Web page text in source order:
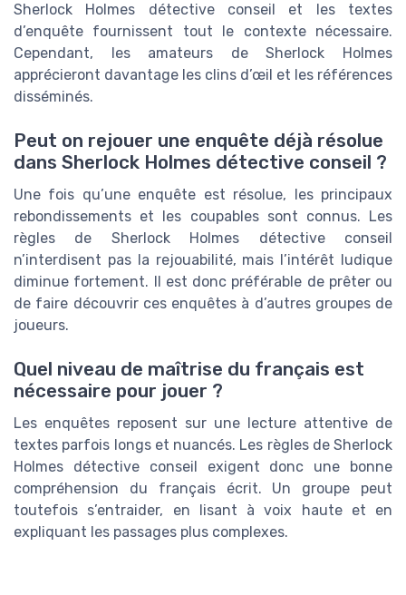
Sherlock Holmes détective conseil et les textes
d’enquête fournissent tout le contexte nécessaire.
Cependant, les amateurs de Sherlock Holmes
apprécieront davantage les clins d’œil et les références
disséminés.
Peut on rejouer une enquête déjà résolue
dans Sherlock Holmes détective conseil ?
Une fois qu’une enquête est résolue, les principaux
rebondissements et les coupables sont connus. Les
règles de Sherlock Holmes détective conseil
n’interdisent pas la rejouabilité, mais l’intérêt ludique
diminue fortement. Il est donc préférable de prêter ou
de faire découvrir ces enquêtes à d’autres groupes de
joueurs.
Quel niveau de maîtrise du français est
nécessaire pour jouer ?
Les enquêtes reposent sur une lecture attentive de
textes parfois longs et nuancés. Les règles de Sherlock
Holmes détective conseil exigent donc une bonne
compréhension du français écrit. Un groupe peut
toutefois s’entraider, en lisant à voix haute et en
expliquant les passages plus complexes.